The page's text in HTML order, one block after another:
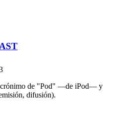
de "Pod" —de iPod— y
difusión).